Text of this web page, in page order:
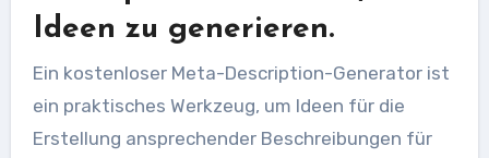
Ideen zu generieren.
Ein kostenloser Meta-Description-Generator ist
ein praktisches Werkzeug, um Ideen für die
Erstellung ansprechender Beschreibungen für